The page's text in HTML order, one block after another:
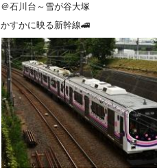
＠石川台～雪が谷大塚
かすかに映る新幹線🚄